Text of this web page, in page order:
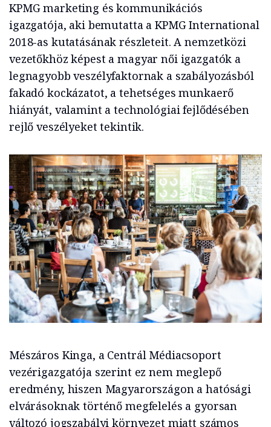
KPMG marketing és kommunikációs
igazgatója, aki bemutatta a KPMG International
2018-as kutatásának részleteit. A nemzetközi
vezetőkhöz képest a magyar női igazgatók a
legnagyobb veszélyfaktornak a szabályozásból
fakadó kockázatot, a tehetséges munkaerő
hiányát, valamint a technológiai fejlődésében
rejlő veszélyeket tekintik.
Mészáros Kinga, a Centrál Médiacsoport
vezérigazgatója szerint ez nem meglepő
eredmény, hiszen Magyarországon a hatósági
elvárásoknak történő megfelelés a gyorsan
változó jogszabályi környezet miatt számos